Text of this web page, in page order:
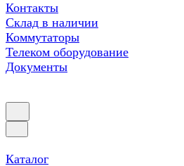
Контакты
Склад в наличии
Коммутаторы
Телеком оборудование
Документы
Каталог